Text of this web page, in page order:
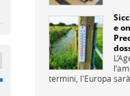
e
termini, l'Europa